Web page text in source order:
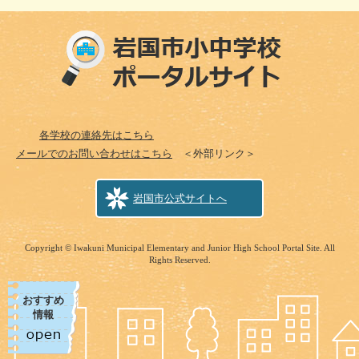
各学校の連絡先はこちら
メールでのお問い合わせはこちら
＜外部リンク＞
岩国市公式サイトへ
Copyright © Iwakuni Municipal Elementary and Junior High School Portal Site. All
Rights Reserved.
おすすめ
情報